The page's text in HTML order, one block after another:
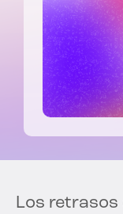
Los retrasos